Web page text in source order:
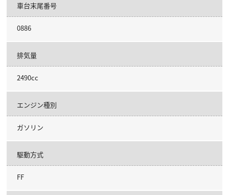
車台末尾番号
0886
排気量
2490cc
エンジン種別
ガソリン
駆動方式
FF